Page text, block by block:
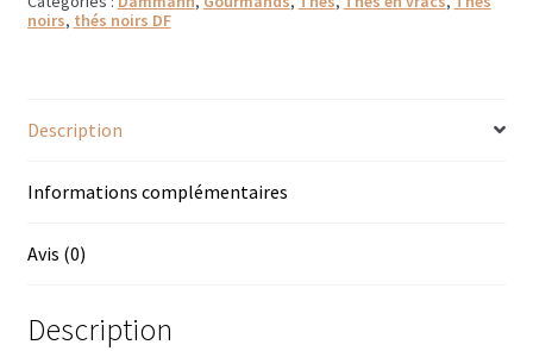
Shampoings et savons solides
Trousses de toilette
Boissons alcoolisées
noirs, thés noirs DF
Description
Informations complémentaires
Avis (0)
Description